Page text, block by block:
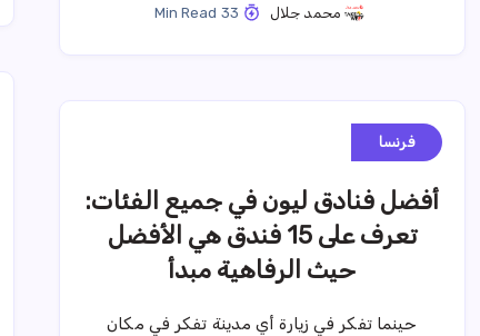
محمد جلال
فرنسا
أفضل فنادق ليون في جميع الفئات:
تعرف على 15 فندق هي الأفضل
حيث الرفاهية مبدأ
حينما تفكر في زيارة أي مدينة تفكر في مكان